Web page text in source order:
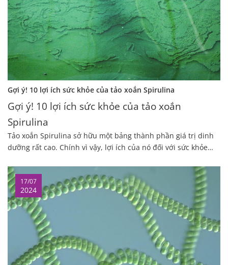
Gợi ý! 10 lợi ích sức khỏe của tảo xoắn Spirulina
Gợi ý! 10 lợi ích sức khỏe của tảo xoắn
Spirulina
Tảo xoắn Spirulina sở hữu một bảng thành phần giá trị dinh
dưỡng rất cao. Chính vì vậy, lợi ích của nó đối với sức khỏe
nghe nói mà chưa hiểu hết về tảo Spirulina. Hiểu được điều
đó, bài viết hôm nay chúng tôi sẽ chia sẻ các thông tin của tảo
xoắn đối với sức khỏe khi dùng. Nếu bạn cũng đang quan
tâm, hãy cùng đón đọc bài viết để có thông tin hữu ích.
17/07
2024